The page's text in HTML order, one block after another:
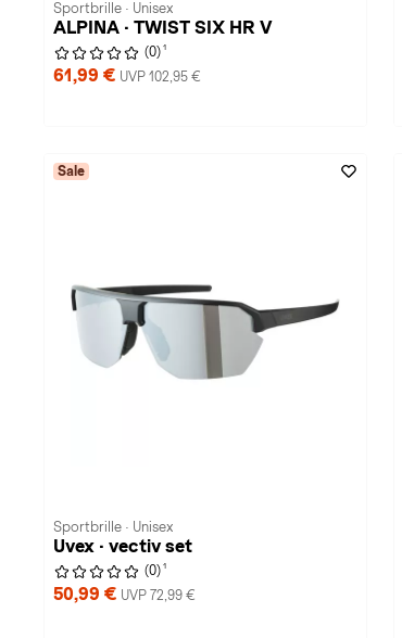
Sportbrille · Unisex
ALPINA · TWIST SIX HR V
(0) 1
61,99 € UVP 102,95 €
Sale
Sportbrille · Unisex
Uvex · vectiv set
(0) 1
50,99 € UVP 72,99 €